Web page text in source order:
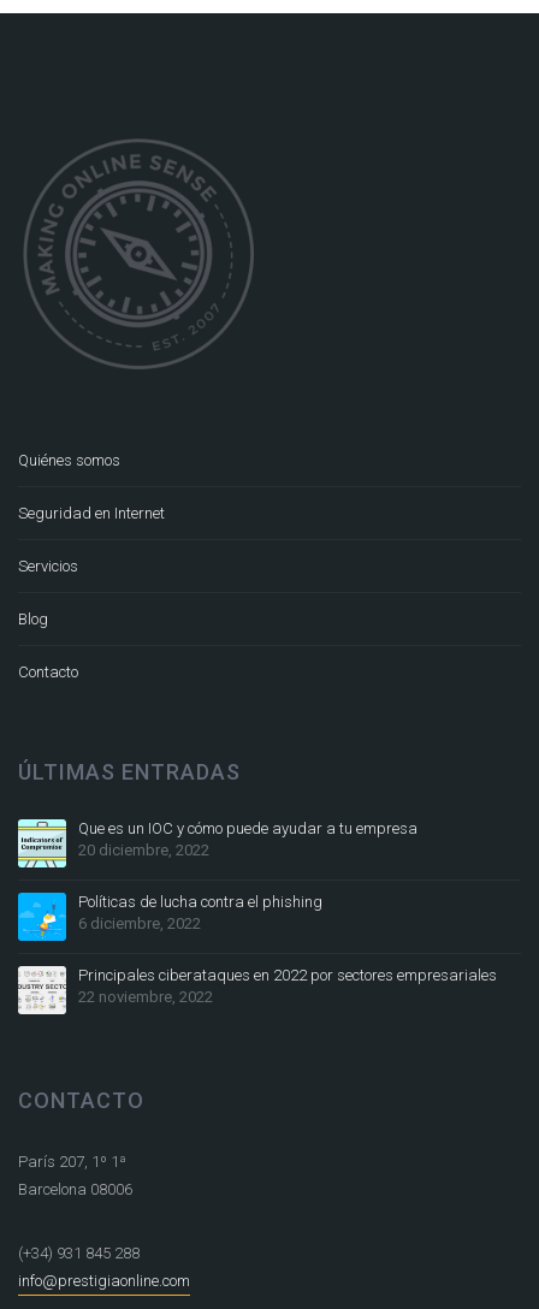
Quiénes somos
Seguridad en Internet
Servicios
Blog
Contacto
ÚLTIMAS ENTRADAS
Que es un IOC y cómo puede ayudar a tu empresa
20 diciembre, 2022
Políticas de lucha contra el phishing
6 diciembre, 2022
Principales ciberataques en 2022 por sectores empresariales
22 noviembre, 2022
CONTACTO
París 207, 1º 1ª
Barcelona 08006
(+34) 931 845 288
info@prestigiaonline.com